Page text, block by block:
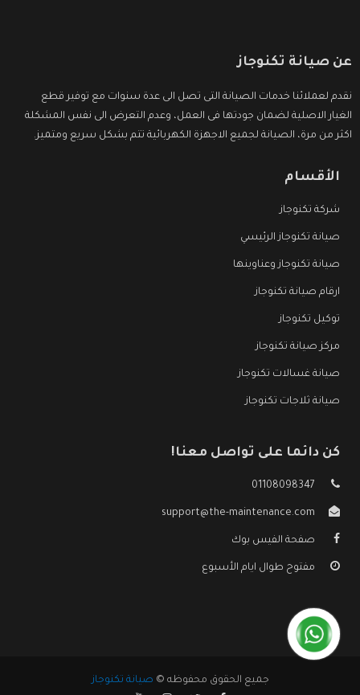
عن صيانة تكنوجاز
نقدم لعملائنا خدمات الصيانة التى تصل الى عدة سنوات مع توفير قطع
الغيار الاصلية لضمان جودتها فى العمل، وعدم التعرض الى نفس المشكلة
اكثر من مرة، الصيانة لجميع الاجهزة الكهربائية تتم بشكل سريع ومتميز.
الأقسام
شركة تكنوجاز
صيانة تكنوجاز الرئيسي
صيانة تكنوجاز وعناوينها
ارقام صيانة تكنوجاز
توكيل تكنوجاز
مركز صيانة تكنوجاز
صيانة غسالات تكنوجاز
صيانة ثلاجات تكنوجاز
كن دائما على تواصل معنا!
01108098347
support@the-maintenance.com
صفحة الفيس بوك
مفتوح طوال ايام الأسبوع
جميع الحقوق محفوظه © صيانة تكنوجاز